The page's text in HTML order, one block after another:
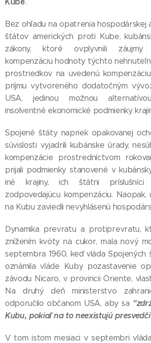
Bez ohľadu na opatrenia hospodárskej
štátov amerických proti Kube,
zákony, ktoré ovplyvnili záujmy
kompenzáciu hodnoty týchto
prostriedkov na uvedenú
príjmu vytvoreného dodatočným
USA, jedinou možnou
insolventné ekonomické podmienky
Spojené štáty napriek opakovanej
súvislosti vyjadrili kubánske úrady,
kompenzácie prostredníctvom
prijali podmienky stanovené v
iné krajiny, ich štátni
zodpovedajúcu kompenzáciu. Naopak,
na Kubu zaviedli nevyhlásenú
Dynamika prevratu a protiprevratu,
znížením kvóty na cukor, mala nový
septembra 1960, keď vláda Spojených
oznámila vláde Kuby pozastavenie
závodu Nicaro, v provincii Oriente,
Na druhý deň ministerstvo
odporučilo občanom USA, aby sa
Kubu, pokiaľ na to neexistujú
V tom istom mesiaci v septembri